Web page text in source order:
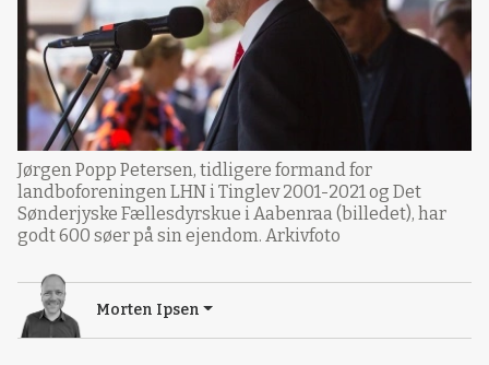
Jørgen Popp Petersen, tidligere formand for
landboforeningen LHN i Tinglev 2001-2021 og Det
Sønderjyske Fællesdyrskue i Aabenraa (billedet), har
godt 600 søer på sin ejendom. Arkivfoto
Morten Ipsen